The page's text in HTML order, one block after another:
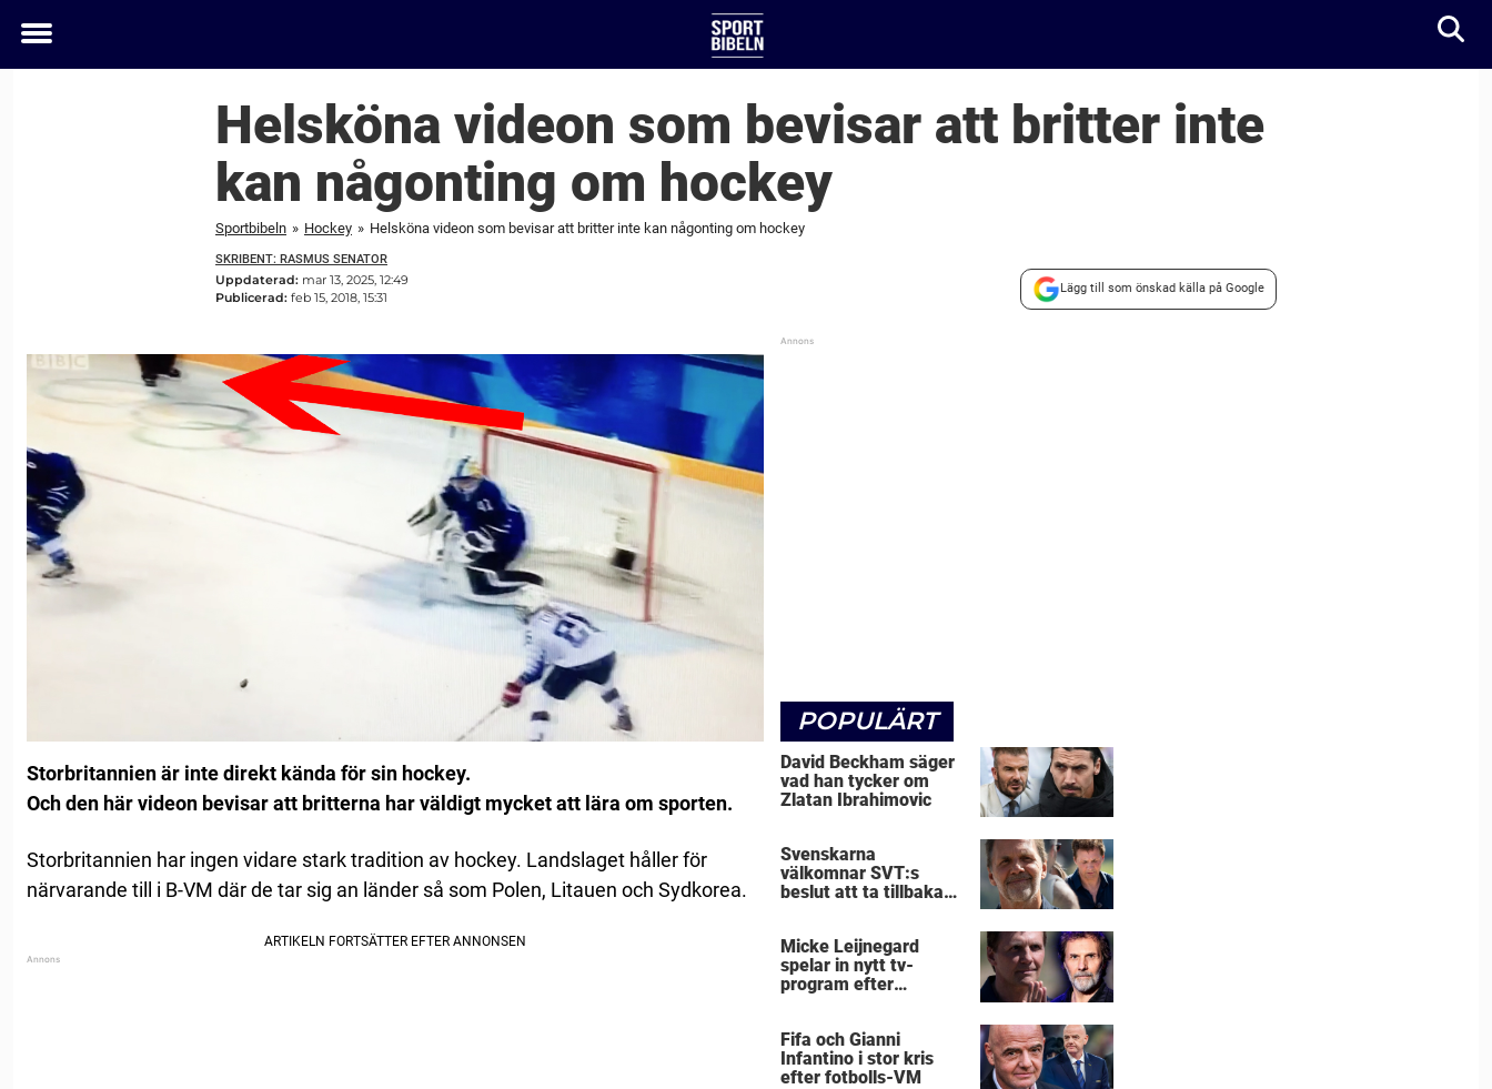
Toggle
Helsköna videon som bevisar att britter inte
kan någonting om hockey
Sportbibeln » Hockey » Helsköna videon som bevisar att britter inte kan någonting om hockey
SKRIBENT: RASMUS SENATOR
Uppdaterad: mar 13, 2025, 12:49
Publicerad: feb 15, 2018, 15:31
Lägg till som önskad källa på Google
Storbritannien är inte direkt kända för sin hockey.
Och den här videon bevisar att britterna har väldigt mycket att lära om sporten.
Storbritannien har ingen vidare stark tradition av hockey. Landslaget håller för
närvarande till i B-VM där de tar sig an länder så som Polen, Litauen och Sydkorea.
POPULÄRT
David Beckham säger
vad han tycker om
Zlatan Ibrahimovic
Svenskarna
välkomnar SVT:s
beslut att ta tillbaka
Micke Leijnegard
spelar in nytt tv-
program efter
Fifa och Gianni
Infantino i stor kris
efter fotbolls-VM